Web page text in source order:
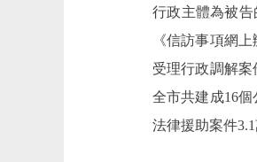
行政主體為被告
《信訪事項網
受理行政調解案
全市共建成16
法律援助案件3.1